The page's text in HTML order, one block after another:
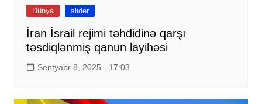
Dünya slider
İran İsrail rejimi təhdidinə qarşı
təsdiqlənmiş qanun layihəsi
Sentyabr 8, 2025 - 17:03